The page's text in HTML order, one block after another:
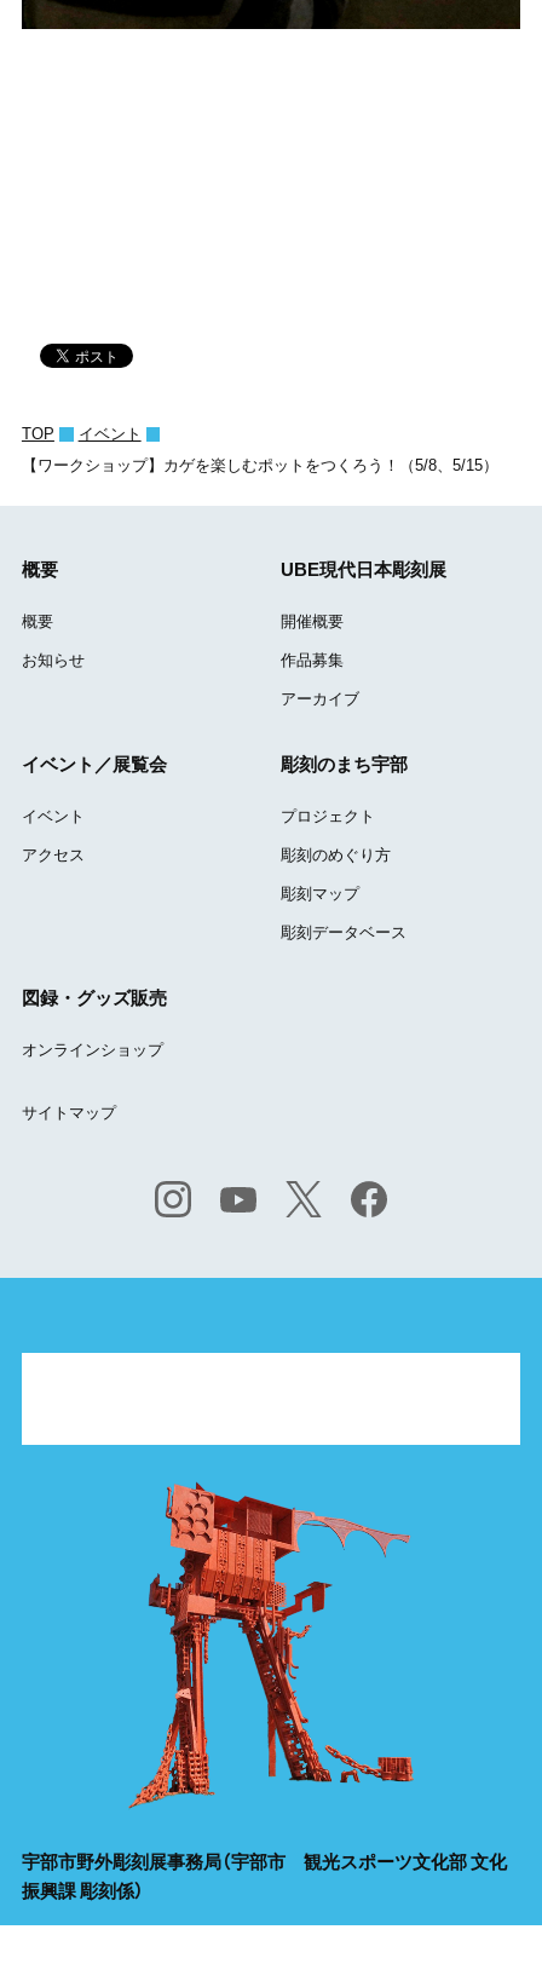
TOP
イベント
【ワークショップ】カゲを楽しむポットをつくろう！（5/8、5/15）
概要
概要
お知らせ
UBE現代日本彫刻展
開催概要
作品募集
アーカイブ
イベント／展覧会
イベント
アクセス
彫刻のまち宇部
プロジェクト
彫刻のめぐり方
彫刻マップ
彫刻データベース
図録・グッズ販売
オンラインショップ
サイトマップ
宇部市野外彫刻展事務局（宇部市 観光スポーツ文化部 文化
振興課 彫刻係）